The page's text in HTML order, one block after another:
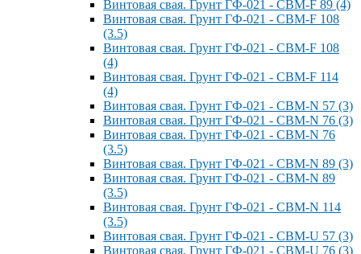
Винтовая свая. Грунт ГФ-021 - СВМ-F 89 (4)
Винтовая свая. Грунт ГФ-021 - СВМ-F 108
(3.5)
Винтовая свая. Грунт ГФ-021 - СВМ-F 108
(4)
Винтовая свая. Грунт ГФ-021 - СВМ-F 114
(4)
Винтовая свая. Грунт ГФ-021 - СВМ-N 57 (3)
Винтовая свая. Грунт ГФ-021 - СВМ-N 76 (3)
Винтовая свая. Грунт ГФ-021 - СВМ-N 76
(3.5)
Винтовая свая. Грунт ГФ-021 - СВМ-N 89 (3)
Винтовая свая. Грунт ГФ-021 - СВМ-N 89
(3.5)
Винтовая свая. Грунт ГФ-021 - СВМ-N 114
(3.5)
Винтовая свая. Грунт ГФ-021 - СВМ-U 57 (3)
Винтовая свая. Грунт ГФ-021 - СВМ-U 76 (3)